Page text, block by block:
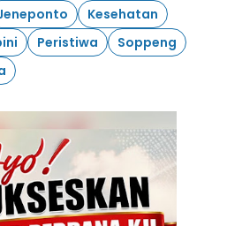
Kesehatan
Peristiwa
Soppeng